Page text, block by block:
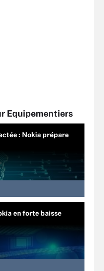
Equipementiers
: Nokia prépare
en forte baisse